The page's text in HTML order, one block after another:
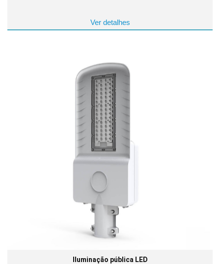
Ver detalhes
Iluminação pública LED